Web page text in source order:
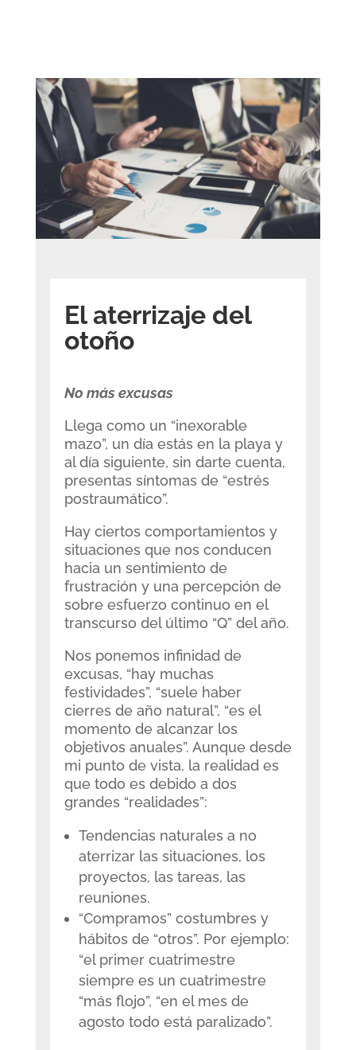
El aterrizaje del
otoño
No más excusas
Llega como un “inexorable
mazo”, un día estás en la playa y
al día siguiente, sin darte cuenta,
presentas síntomas de “estrés
postraumático”.
Hay ciertos comportamientos y
situaciones que nos conducen
hacia un sentimiento de
frustración y una percepción de
sobre esfuerzo continuo en el
transcurso del último “Q” del año.
Nos ponemos infinidad de
excusas, “hay muchas
festividades”, “suele haber
cierres de año natural”, “es el
momento de alcanzar los
objetivos anuales”. Aunque desde
mi punto de vista, la realidad es
que todo es debido a dos
grandes “realidades”:
Tendencias naturales a no
aterrizar las situaciones, los
proyectos, las tareas, las
reuniones.
“Compramos” costumbres y
hábitos de “otros”. Por ejemplo:
“el primer cuatrimestre
siempre es un cuatrimestre
“más flojo”, “en el mes de
agosto todo está paralizado”.